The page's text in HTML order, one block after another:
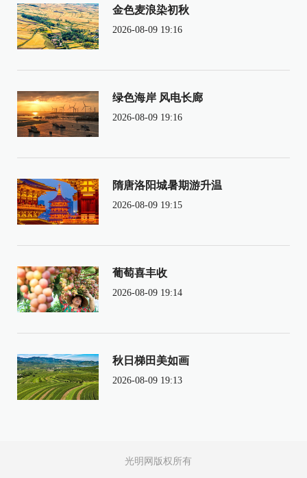
金色麦浪染初秋
2026-08-09 19:16
绿色海岸 风电长廊
2026-08-09 19:16
隋唐洛阳城暑期游升温
2026-08-09 19:15
葡萄喜丰收
2026-08-09 19:14
秋日梯田美如画
2026-08-09 19:13
光明网版权所有